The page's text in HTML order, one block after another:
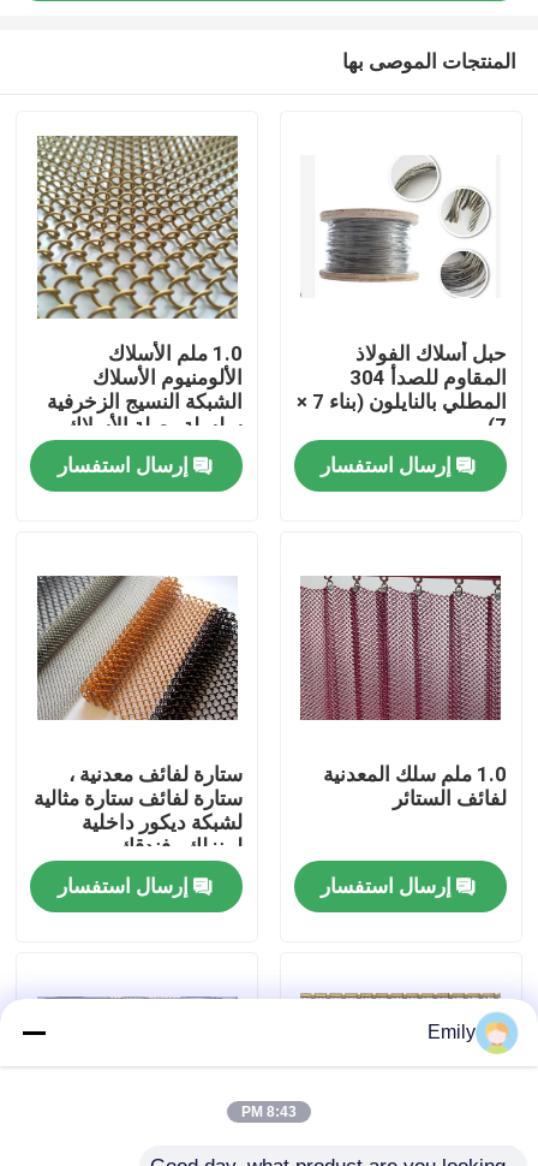
المنزل
حولنا
جولة في المصنع
مراقبة الجودة
القضايا
شبكة أسلاك معدنية مثقبة
المنتجات الموصى بها
حبل أسلاك الفولاذ
المقاوم للصدأ 304
المطلي بالنايلون (بناء 7 ×
7)
إرسال استفسار
1.0 ملم الأسلاك
الألومنيوم الأسلاك
الشبكة النسيج الزخرفية
سلسلة وصلة الأسلاك
الشبكة الستارة
إرسال استفسار
1.0 ملم سلك المعدنية
لفائف الستائر
إرسال استفسار
ستارة لفائف معدنية ،
ستارة لفائف ستارة مثالية
لشبكة ديكور داخلية
لمنزلك وفندقك
إرسال استفسار
Emily
8:43 PM